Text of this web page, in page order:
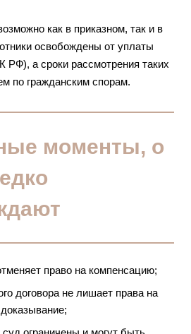
как в приказном, так и в
освобождены от уплаты
РФ), а сроки рассмотрения таких
по гражданским спорам.
моменты, о
право на компенсацию;
договора не лишает права на